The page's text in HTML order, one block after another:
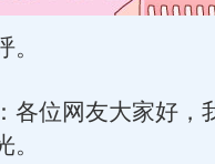
位网友大家好，